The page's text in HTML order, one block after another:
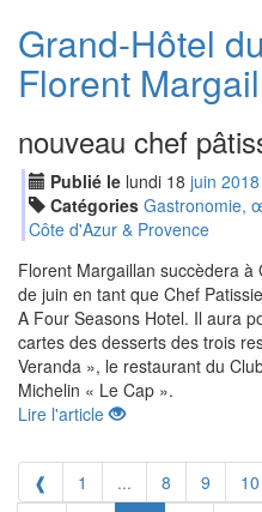
Grand-Hôtel
Florent
nouveau chef
Publié le lundi 18 juin 2018
Catégories Gastronomie,
Côte d'Azur & Provence
Florent Margaillan succèdera
de juin en tant que Chef
A Four Seasons Hotel. Il aura
cartes des desserts des trois
Veranda », le restaurant du
Michelin « Le Cap ».
Lire l'article
❰ 1 ... 8 9 10